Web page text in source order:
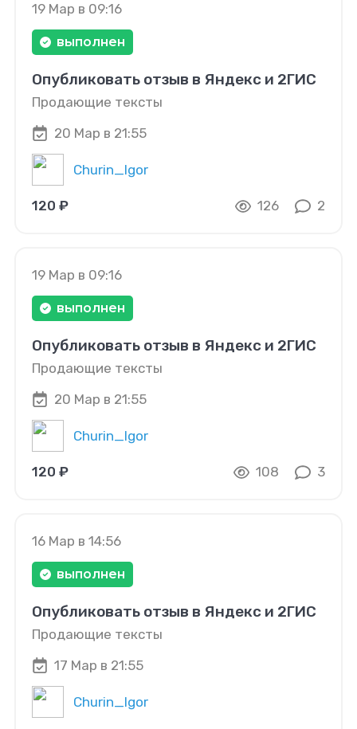
19 Мар в 09:16
выполнен
Опубликовать отзыв в Яндекс и 2ГИС
Продающие тексты
20 Мар в 21:55
Churin_Igor
120 ₽ 126 2
19 Мар в 09:16
выполнен
Опубликовать отзыв в Яндекс и 2ГИС
Продающие тексты
20 Мар в 21:55
Churin_Igor
120 ₽ 108 3
16 Мар в 14:56
выполнен
Опубликовать отзыв в Яндекс и 2ГИС
Продающие тексты
17 Мар в 21:55
Churin_Igor